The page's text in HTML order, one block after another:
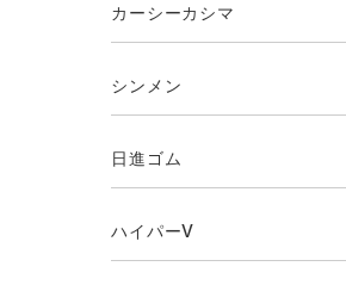
カーシーカシマ
シンメン
日進ゴム
ハイパーV